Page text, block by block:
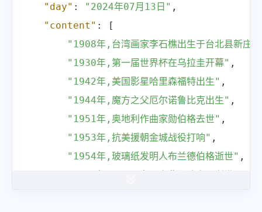
"day" : "2024年07月13日" ,
"content" :
[
"1908年,台湾画家李石樵出生于台北县新庄
"1930年,第一届世界杯在乌拉圭开幕" ,
"1942年,美国影星哈里森福特出生" ,
"1944年,魔方之父厄尔诺鲁比克出生" ,
"1951年,奥地利作曲家勋伯格去世" ,
"1953年,抗美援朝金城战役打响" ,
"1954年,玻璃纸发明人布兰德伯格逝世" ,